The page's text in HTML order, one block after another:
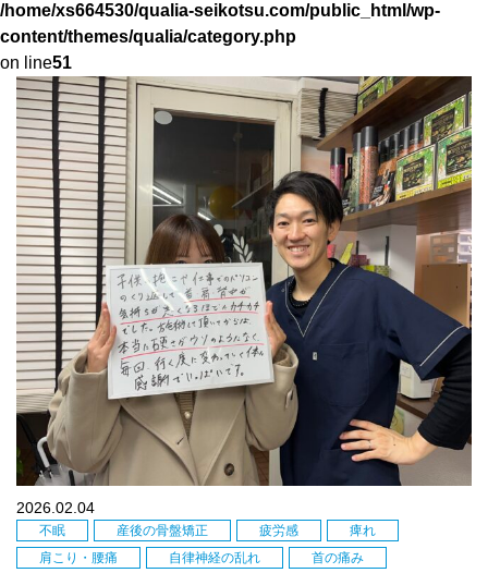
/home/xs664530/qualia-seikotsu.com/public_html/wp-
content/themes/qualia/category.php
on line51
2026.02.04
不眠 産後の骨盤矯正 疲労感
痺れ
肩こり・腰痛
自律神経の乱れ 首の痛み